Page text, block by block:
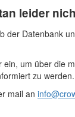
für die
denen einer
betreibt in
leider
der Datenbank
um über die
zu werden.
mail an